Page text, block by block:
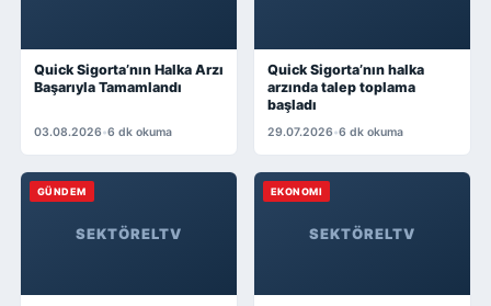
Quick Sigorta’nın Halka Arzı
Başarıyla Tamamlandı
03.08.2026•6 dk okuma
Quick Sigorta’nın halka
arzında talep toplama
başladı
29.07.2026•6 dk okuma
SEKTÖRELTV
GÜNDEM
SEKTÖRELTV
EKONOMI